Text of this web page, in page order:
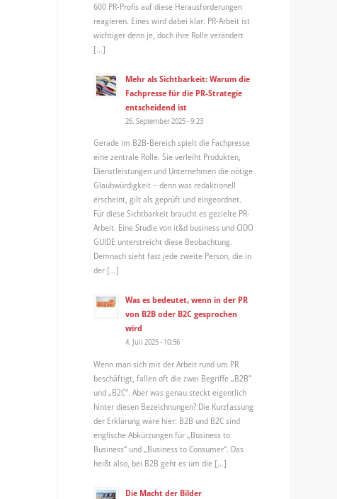
600 PR-Profis auf diese Herausforderungen
reagieren. Eines wird dabei klar: PR-Arbeit ist
wichtiger denn je, doch ihre Rolle verändert
[…]
Mehr als Sichtbarkeit: Warum die
Fachpresse für die PR-Strategie
entscheidend ist
26. September 2025 - 9:23
Gerade im B2B-Bereich spielt die Fachpresse
eine zentrale Rolle. Sie verleiht Produkten,
Dienstleistungen und Unternehmen die nötige
Glaubwürdigkeit – denn was redaktionell
erscheint, gilt als geprüft und eingeordnet.
Für diese Sichtbarkeit braucht es gezielte PR-
Arbeit. Eine Studie von it&d business und CIDO
GUIDE unterstreicht diese Beobachtung.
Demnach sieht fast jede zweite Person, die in
der […]
Was es bedeutet, wenn in der PR
von B2B oder B2C gesprochen
wird
4. Juli 2025 - 10:56
Wenn man sich mit der Arbeit rund um PR
beschäftigt, fallen oft die zwei Begriffe „B2B“
und „B2C“. Aber was genau steckt eigentlich
hinter diesen Bezeichnungen? Die Kurzfassung
der Erklärung wäre hier: B2B und B2C sind
englische Abkürzungen für „Business to
Business“ und „Business to Consumer“. Das
heißt also, bei B2B geht es um die […]
Die Macht der Bilder